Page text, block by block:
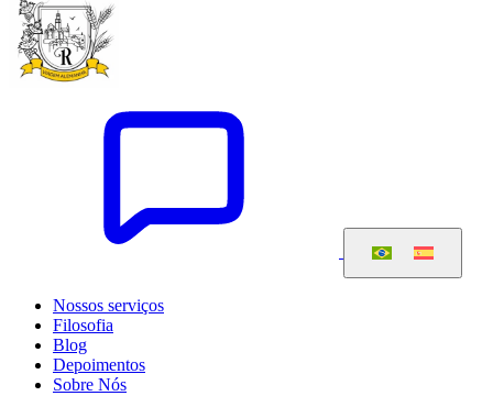
Nossos serviços
Filosofia
Blog
Depoimentos
Sobre Nós